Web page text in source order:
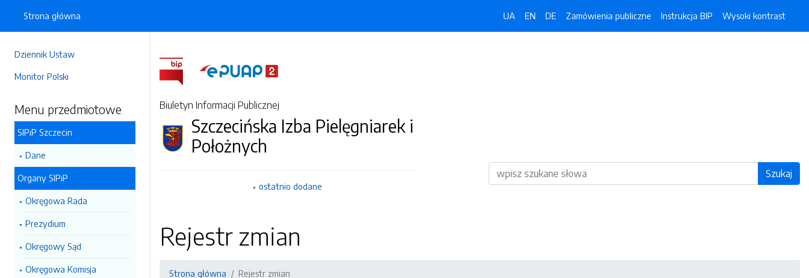
Dziennik Ustaw
Monitor Polski
Menu przedmiotowe
SIPiP Szczecin
Dane
Organy SIPiP
Okręgowa Rada
Prezydium
Okręgowy Sąd
Okręgowa Komisja
Strona główna UA EN DE Zamówienia publiczne Instrukcja BIP Wysoki kontrast
Biuletyn Informacji Publicznej
Szczecińska Izba Pielęgniarek i
Położnych
ostatnio dodane
Wyszukiwarka Szukaj
Rejestr zmian
Strona główna Rejestr zmian